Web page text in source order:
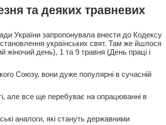
та деяких травневих
України запропонувала внести до Кодексу
українських свят. Там же йшлося
день), 1 та 9 травня (День праці і
Союзу, вони дуже популярні в сучасній
але все ще перебуває на опрацюванні в
аналоги, які стануть державними